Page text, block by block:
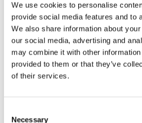
We use cookies to personalise
provide social media features and to
We also share information about
our social media, advertising and
may combine it with other information
provided to them or that they’ve
of their services.
Necessary